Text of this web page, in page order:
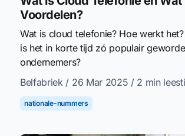
Voordelen?
Wat is cloud telefonie? Hoe werkt
is het in korte tijd zó populair
ondernemers?
Belfabriek / 26 Mar 2025 / 2 min
nationale-nummers